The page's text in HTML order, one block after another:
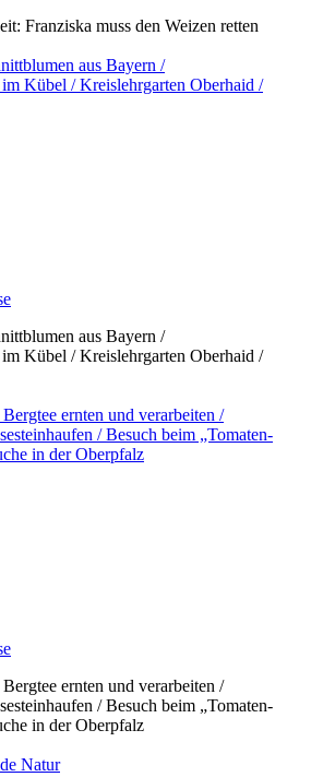
Franziska muss den Weizen retten
aus Bayern /​
Kübel /​ Kreislehrgarten Oberhaid /​
aus Bayern /​
Kübel /​ Kreislehrgarten Oberhaid /​
ernten und verarbeiten /​
/​ Besuch beim „Tomaten-
in der Oberpfalz
ernten und verarbeiten /​
/​ Besuch beim „Tomaten-
in der Oberpfalz
Natur